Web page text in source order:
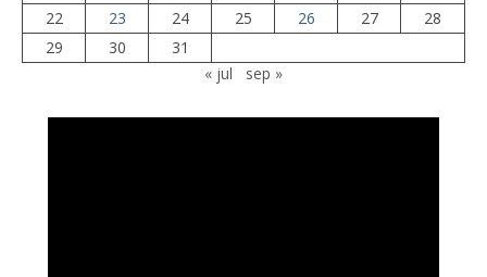
22
23 24 25 26 27
28
29
30
31
« jul
sep »